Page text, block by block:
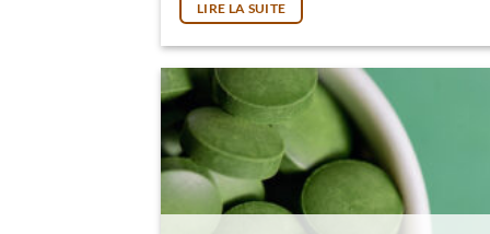
LIRE LA SUITE